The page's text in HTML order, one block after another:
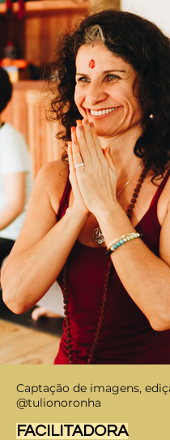
Captação de imagens,
@tulionoronha
FACILITADORA